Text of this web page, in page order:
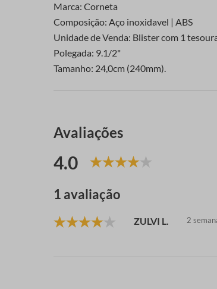
Marca: Corneta
Composição: Aço inoxidavel | ABS
Unidade de Venda: Blister com 1
Polegada: 9.1/2"
Tamanho: 24,0cm (240mm).
Avaliações
4.0
1 avaliação
ZULVI L. 2